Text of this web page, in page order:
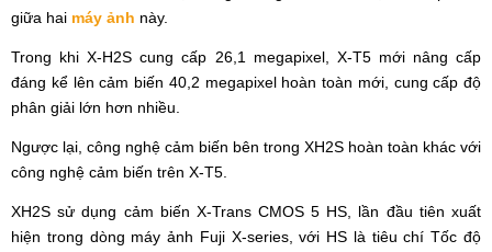
giữa hai máy ảnh này.
Trong khi X-H2S cung cấp 26,1 megapixel, X-T5 mới nâng cấp
đáng kể lên cảm biến 40,2 megapixel hoàn toàn mới, cung cấp độ
phân giải lớn hơn nhiều.
Ngược lại, công nghệ cảm biến bên trong XH2S hoàn toàn khác với
công nghệ cảm biến trên X-T5.
XH2S sử dụng cảm biến X-Trans CMOS 5 HS, lần đầu tiên xuất
hiện trong dòng máy ảnh Fuji X-series, với HS là tiêu chí Tốc độ